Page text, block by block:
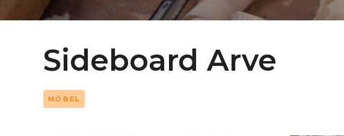
Sideboard Arve
MÖBEL